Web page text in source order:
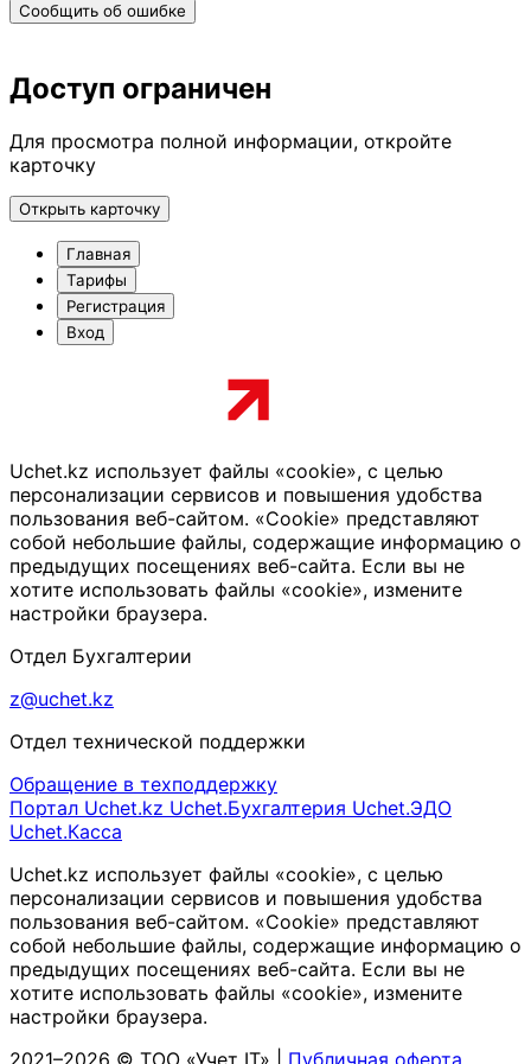
Сообщить об ошибке
Доступ ограничен
Для просмотра полной информации, откройте
карточку
Открыть карточку
Главная
Тарифы
Регистрация
Вход
Uchet.kz использует файлы «cookie», с целью
персонализации сервисов и повышения удобства
пользования веб-сайтом. «Cookie» представляют
собой небольшие файлы, содержащие информацию о
предыдущих посещениях веб-сайта. Если вы не
хотите использовать файлы «cookie», измените
настройки браузера.
Отдел Бухгалтерии
z@uchet.kz
Отдел технической поддержки
Обращение в техподдержку
Портал Uchet.kz Uchet.Бухгалтерия Uchet.ЭДО
Uchet.Касса
Uchet.kz использует файлы «cookie», с целью
персонализации сервисов и повышения удобства
пользования веб-сайтом. «Cookie» представляют
собой небольшие файлы, содержащие информацию о
предыдущих посещениях веб-сайта. Если вы не
хотите использовать файлы «cookie», измените
настройки браузера.